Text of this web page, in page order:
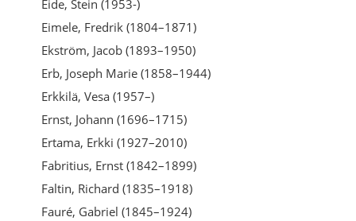
Eide, Stein (1953-)
Eimele, Fredrik (1804–1871)
Ekström, Jacob (1893–1950)
Erb, Joseph Marie (1858–1944)
Erkkilä, Vesa (1957–)
Ernst, Johann (1696–1715)
Ertama, Erkki (1927–2010)
Fabritius, Ernst (1842–1899)
Faltin, Richard (1835–1918)
Fauré, Gabriel (1845–1924)